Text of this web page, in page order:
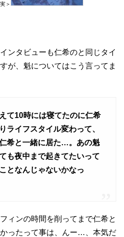
＞
ンタビューも仁希のと同じタイ
が、魁についてはこう言ってま
て10時には寝てたのに仁希
ライフスタイル変わって、
希と一緒に居た…。あの魁
も夜中まで起きてたいって
となんじゃないかなっ
ィンの時間を削ってまで仁希と
ったって事は、んー…、本気だ